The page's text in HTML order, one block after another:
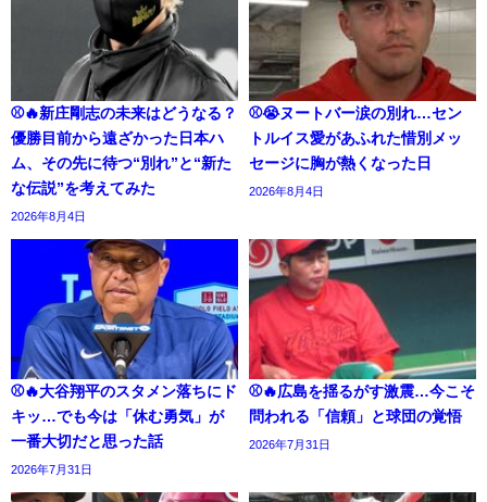
⚾🔥新庄剛志の未来はどうなる？
優勝目前から遠ざかった日本ハ
ム、その先に待つ“別れ”と“新た
な伝説”を考えてみた
2026年8月4日
⚾😭ヌートバー涙の別れ…セン
トルイス愛があふれた惜別メッ
セージに胸が熱くなった日
2026年8月4日
⚾🔥大谷翔平のスタメン落ちにド
キッ…でも今は「休む勇気」が
一番大切だと思った話
2026年7月31日
⚾🔥広島を揺るがす激震…今こそ
問われる「信頼」と球団の覚悟
2026年7月31日